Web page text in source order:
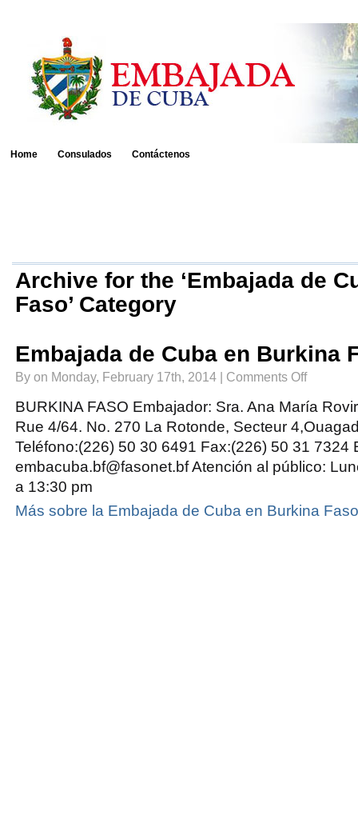
Home Consulados Contáctenos
Archive for the ‘Embajada de
Faso’ Category
Embajada de Cuba en Burkina
By on Monday, February 17th, 2014 | Comments Offon
Cuba
en
Faso
BURKINA FASO Embajador: Sra. Ana María
Rue 4/64. No. 270 La Rotonde, Secteur
Teléfono:(226) 50 30 6491 Fax:(226) 50 31 7324
embacuba.bf@fasonet.bf Atención al público:
a 13:30 pm
Más sobre la Embajada de Cuba en Burkina Faso